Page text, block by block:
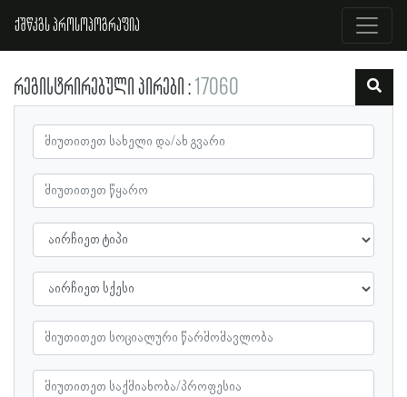
ქშწკგს პროსოპოგრაფია
რეგისტრირებული პირები 17060